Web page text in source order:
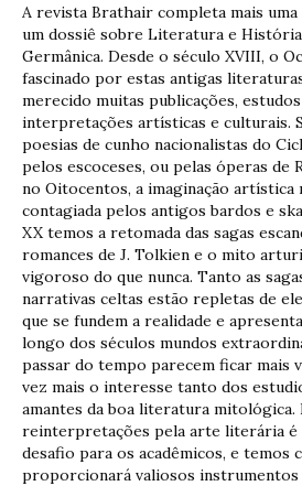
A revista Brathair completa mais uma
um dossiê sobre Literatura e
Germânica. Desde o século XVIII, o
fascinado por estas antigas
merecido muitas publicações, estudos
interpretações artísticas e culturais.
poesias de cunho nacionalistas do
pelos escoceses, ou pelas óperas de
no Oitocentos, a imaginação artística
contagiada pelos antigos bardos e
XX temos a retomada das sagas
romances de J. Tolkien e o mito
vigoroso do que nunca. Tanto as
narrativas celtas estão repletas de
que se fundem a realidade e
longo dos séculos mundos
passar do tempo parecem ficar mais
vez mais o interesse tanto dos
amantes da boa literatura mitológica.
reinterpretações pela arte literária é
desafio para os acadêmicos, e temos
proporcionará valiosos instrumentos